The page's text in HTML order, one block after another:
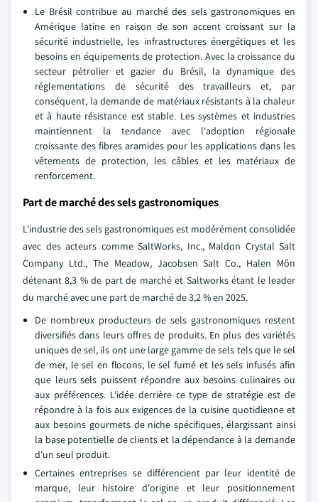
Le Brésil contribue au marché des sels gastronomiques en
Amérique latine en raison de son accent croissant sur la
sécurité industrielle, les infrastructures énergétiques et les
besoins en équipements de protection. Avec la croissance du
secteur pétrolier et gazier du Brésil, la dynamique des
réglementations de sécurité des travailleurs et, par
conséquent, la demande de matériaux résistants à la chaleur
et à haute résistance est stable. Les systèmes et industries
maintiennent la tendance avec l'adoption régionale
croissante des fibres aramides pour les applications dans les
vêtements de protection, les câbles et les matériaux de
renforcement.
Part de marché des sels gastronomiques
L'industrie des sels gastronomiques est modérément consolidée
avec des acteurs comme SaltWorks, Inc., Maldon Crystal Salt
Company Ltd., The Meadow, Jacobsen Salt Co., Halen Môn
détenant 8,3 % de part de marché et Saltworks étant le leader
du marché avec une part de marché de 3,2 % en 2025.
De nombreux producteurs de sels gastronomiques restent
diversifiés dans leurs offres de produits. En plus des variétés
uniques de sel, ils ont une large gamme de sels tels que le sel
de mer, le sel en flocons, le sel fumé et les sels infusés afin
que leurs sels puissent répondre aux besoins culinaires ou
aux préférences. L'idée derrière ce type de stratégie est de
répondre à la fois aux exigences de la cuisine quotidienne et
aux besoins gourmets de niche spécifiques, élargissant ainsi
la base potentielle de clients et la dépendance à la demande
d'un seul produit.
Certaines entreprises se différencient par leur identité de
marque, leur histoire d'origine et leur positionnement